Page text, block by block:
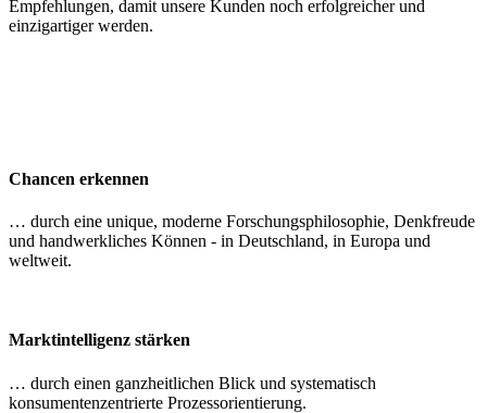
Empfehlungen, damit unsere Kunden noch erfolgreicher und
einzigartiger werden.
Chancen erkennen
… durch eine unique, moderne Forschungsphilosophie, Denkfreude
und handwerkliches Können - in Deutschland, in Europa und
weltweit.
Marktintelligenz stärken
… durch einen ganzheitlichen Blick und systematisch
konsumentenzentrierte Prozessorientierung.